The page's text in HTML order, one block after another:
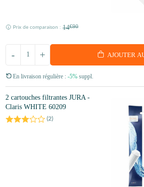
Prix de comparaison : 14€90
+
- AJOUTER
En livraison régulière : -5% suppl.
2 cartouches filtrantes JURA -
Claris WHITE 60209
(2)